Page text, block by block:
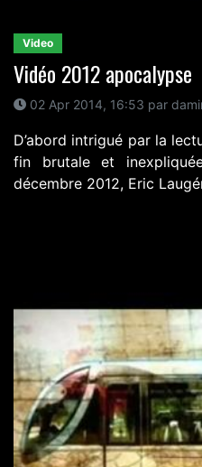
Video
Vidéo 2012 apocalypse
02 Apr 2014, 16:53 par
D’abord intrigué par la
fin brutale et
décembre 2012, Eric